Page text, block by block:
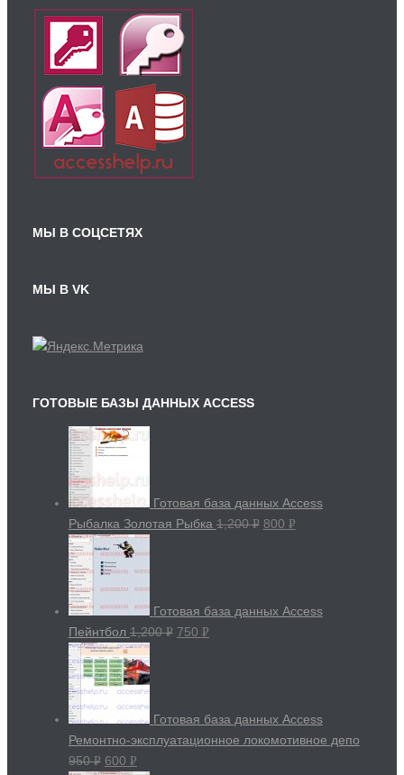
МЫ В СОЦСЕТЯХ
МЫ В VK
ГОТОВЫЕ БАЗЫ ДАННЫХ ACCESS
Готовая база данных Access
Рыбалка Золотая Рыбка 1,200Р 800 Р
Готовая база данных Access
Пейнтбол 1,200Р 750 Р
Готовая база данных Access
Ремонтно-эксплуатационное локомотивное депо
950Р 600 Р